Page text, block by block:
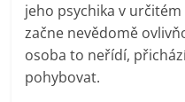
jeho psychika v
začne nevědomě
osoba to neřídí,
pohybovat.